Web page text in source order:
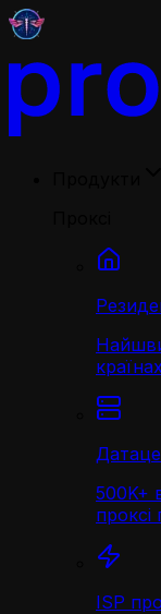
500K+
проксі
ISP